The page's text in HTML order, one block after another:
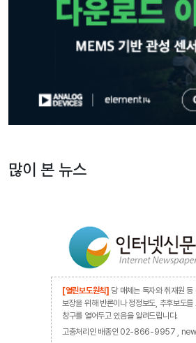
많이 본 뉴스
[열린보도원칙] 당 매체는 독자와 취재원 등
보장을 위해 반론이나 정정보도, 추후보도를
창구를 열어두고 있음을 알려드립니다.
고충처리인 배종인 02-866-9957 ,